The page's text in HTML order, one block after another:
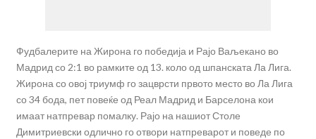
Фудбалерите на Жирона го победија и Рајо Ваљекано во
Мадрид со 2:1 во рамките од 13. коло од шпанската Ла Лига.
Жирона со овој триумф го зацврсти првото место во Ла Лига
со 34 бода, пет повеќе од Реал Мадрид и Барселона кои
имаат натпревар помалку. Рајо на нашиот Столе
Димитриевски одлично го отвори натпреварот и поведе по